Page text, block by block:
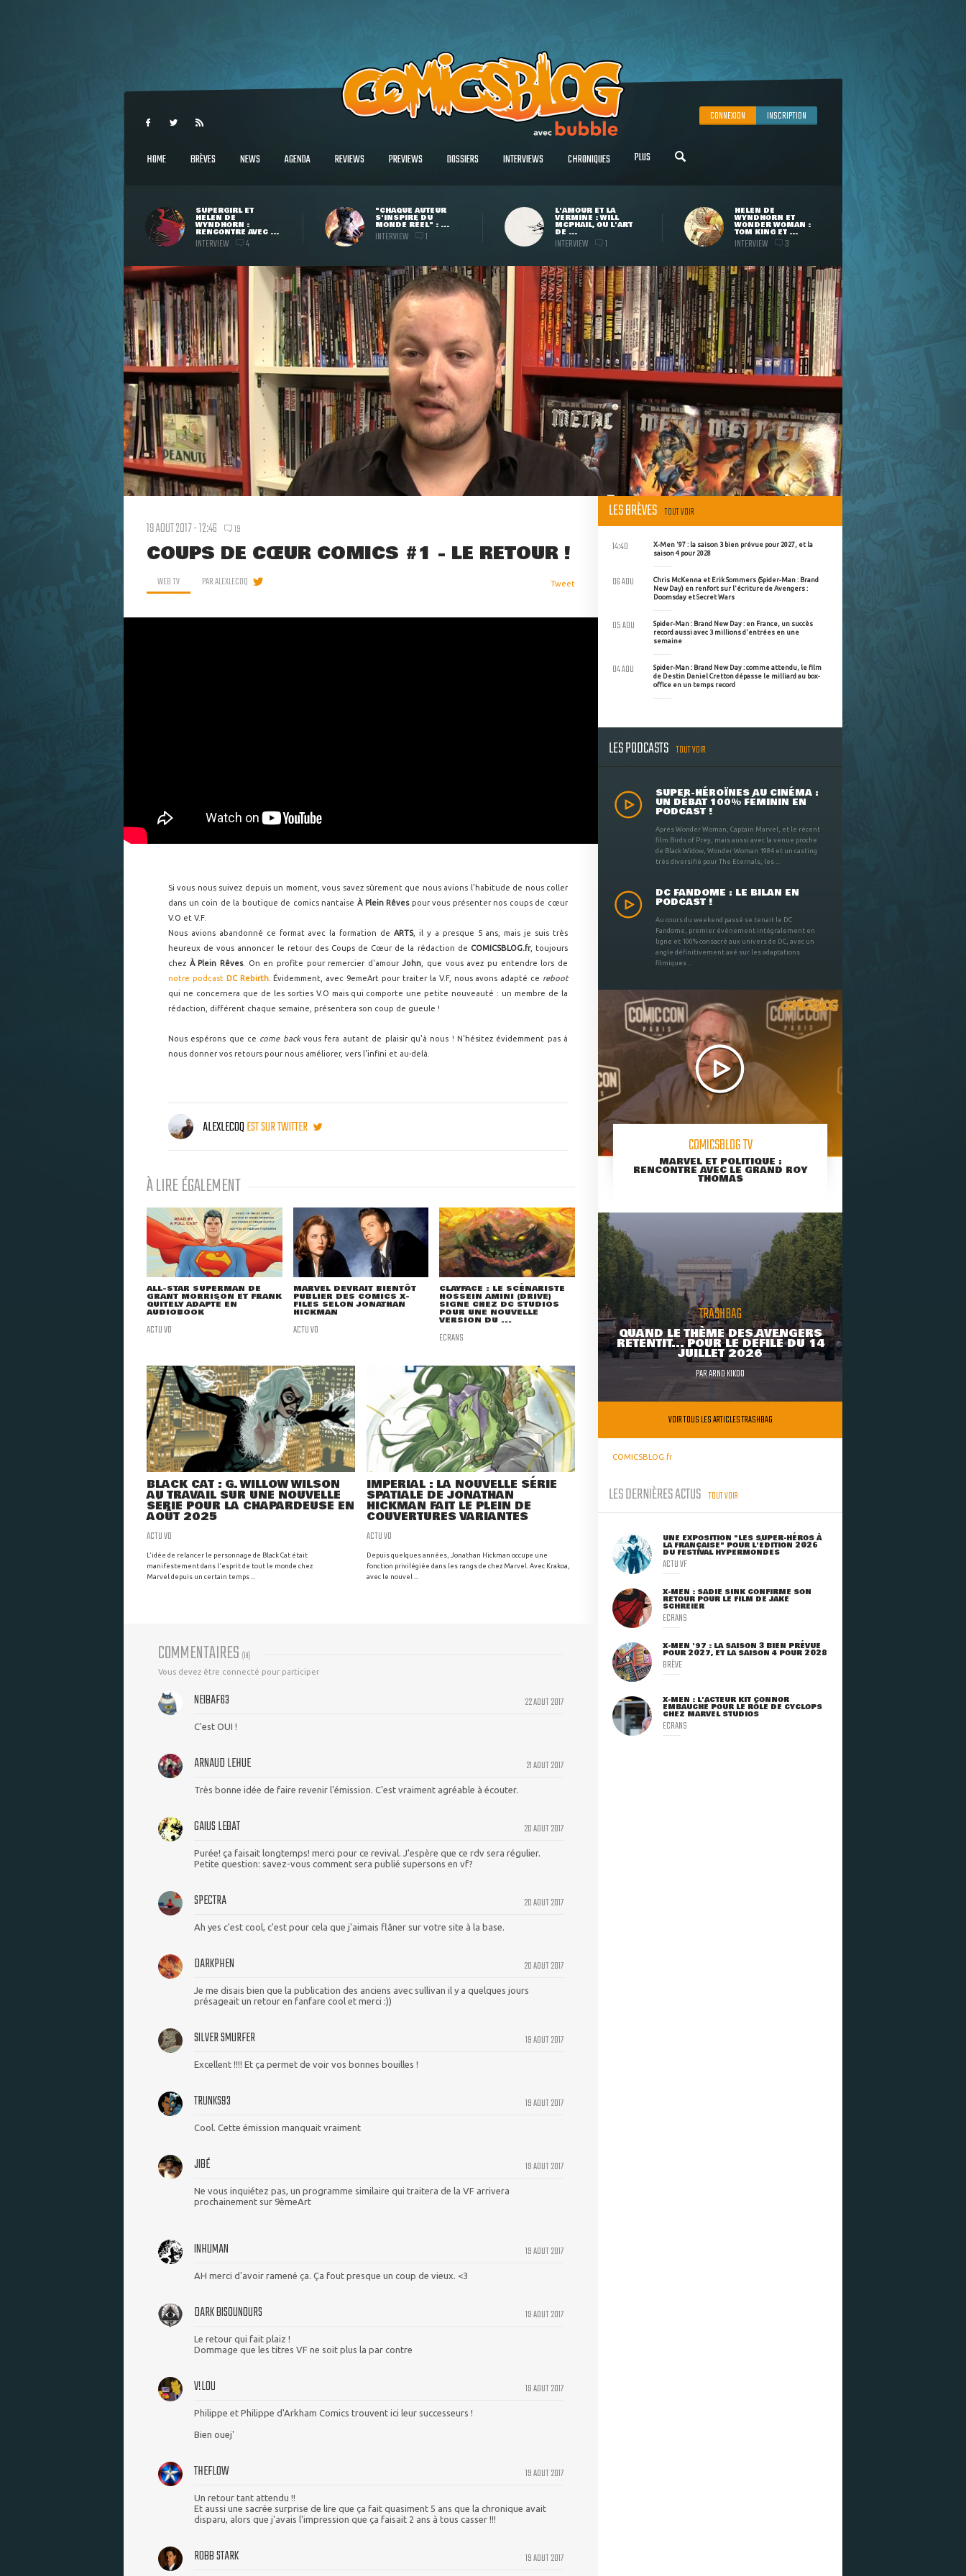
CONNEXION INSCRIPTION
HOME BRÈVES NEWS AGENDA REVIEWS PREVIEWS DOSSIERS INTERVIEWS CHRONIQUES PLUS
SUPERGIRL ET
HELEN DE
WYNDHORN :
RENCONTRE AVEC ...
INTERVIEW 4
"CHAQUE AUTEUR
S'INSPIRE DU
MONDE RÉEL" : ...
INTERVIEW 1
L'AMOUR ET LA
VERMINE : WILL
MCPHAIL, OU L'ART
DE ...
INTERVIEW 1
HELEN DE
WYNDHORN ET
WONDER WOMAN :
TOM KING ET ...
INTERVIEW 3
19 AOUT 2017 - 12:46 19
COUPS DE CŒUR COMICS #1 - LE RETOUR !
WEB TV PARALEXLECOQ Tweet
Si vous nous suivez depuis un moment, vous savez sûrement que nous avions l'habitude de nous coller
dans un coin de la boutique de comics nantaise À Plein Rêvespour vous présenter nos coups de cœur
V.O et V.F.
Nous avions abandonné ce format avec la formation deARTS, il y a presque 5 ans, mais je suis très
heureux de vous annoncer le retour des Coups de Cœur de la rédaction de COMICSBLOG.fr, toujours
chez À Plein Rêves. On en profite pour remercier d'amourJohn, que vous avez pu entendre lors de
notre podcast DC Rebirth. Évidemment, avec 9emeArt pour traiter la V.F, nous avons adapté ce reboot
qui ne concernera que de les sorties V.O mais qui comporte une petite nouveauté : un membre de la
rédaction, différent chaque semaine, présentera son coup de gueule !
Nous espérons que ce come backvous fera autant de plaisir qu'à nous ! N'hésitez évidemment pas à
nous donner vos retours pour nous améliorer, vers l'infini et au-delà.
ALEXLECOQEST SUR TWITTER
À LIRE ÉGALEMENT
ALL-STAR SUPERMAN DE
GRANT MORRISON ET FRANK
QUITELY ADAPTÉ EN
AUDIOBOOK
ACTU VO
MARVEL DEVRAIT BIENTÔT
PUBLIER DES COMICS X-
FILES SELON JONATHAN
HICKMAN
ACTU VO
CLAYFACE : LE SCÉNARISTE
HOSSEIN AMINI (DRIVE)
SIGNE CHEZ DC STUDIOS
POUR UNE NOUVELLE
VERSION DU ...
ECRANS
BLACK CAT : G. WILLOW WILSON
AU TRAVAIL SUR UNE NOUVELLE
SÉRIE POUR LA CHAPARDEUSE EN
AOÛT 2025
ACTU VO
L'idée de relancer le personnage de Black Cat était
manifestement dans l'esprit de tout le monde chez
Marvel depuis un certain temps ...
IMPERIAL : LA NOUVELLE SÉRIE
SPATIALE DE JONATHAN
HICKMAN FAIT LE PLEIN DE
COUVERTURES VARIANTES
ACTU VO
Depuis quelques années, Jonathan Hickman occupe une
fonction privilégiée dans les rangs de chez Marvel. Avec Krakoa,
avec le nouvel ...
COMMENTAIRES (19)
Vous devez être connecté pour participer
22 AOUT 2017
NEIBAF63
C'est OUI !
21 AOUT 2017
ARNAUD LEHUE
Très bonne idée de faire revenir l'émission. C'est vraiment agréable à écouter.
20 AOUT 2017
GAIUS LEBAT
Purée! ça faisait longtemps! merci pour ce revival. J'espère que ce rdv sera régulier.
Petite question: savez-vous comment sera publié supersons en vf?
20 AOUT 2017
SPECTRA
Ah yes c'est cool, c'est pour cela que j'aimais flâner sur votre site à la base.
20 AOUT 2017
DARKPHEN
Je me disais bien que la publication des anciens avec sullivan il y a quelques jours
présageait un retour en fanfare cool et merci :))
19 AOUT 2017
SILVER SMURFER
Excellent !!!! Et ça permet de voir vos bonnes bouilles !
19 AOUT 2017
TRUNKS93
Cool. Cette émission manquait vraiment
19 AOUT 2017
JIBÉ
Ne vous inquiétez pas, un programme similaire qui traitera de la VF arrivera
prochainement sur 9èmeArt
19 AOUT 2017
INHUMAN
AH merci d'avoir ramené ça. Ça fout presque un coup de vieux. <3
19 AOUT 2017
DARK BISOUNOURS
Le retour qui fait plaiz !
Dommage que les titres VF ne soit plus la par contre
19 AOUT 2017
V!L0U
Philippe et Philippe d'Arkham Comics trouvent ici leur successeurs !
Bien ouej'
19 AOUT 2017
THEFLOW
Un retour tant attendu !!
Et aussi une sacrée surprise de lire que ça fait quasiment 5 ans que la chronique avait
disparu, alors que j'avais l'impression que ça faisait 2 ans à tous casser !!!
19 AOUT 2017
ROBB STARK
LES BRÈVES TOUT VOIR
X-Men '97 : la saison 3 bien prévue pour 2027, et la
saison 4 pour 2028
14:40
Chris McKenna et Erik Sommers (Spider-Man : Brand
New Day) en renfort sur l'écriture de Avengers :
Doomsday et Secret Wars
06 AOU
Spider-Man : Brand New Day : en France, un succès
record aussi avec 3 millions d'entrées en une
semaine
05 AOU
Spider-Man : Brand New Day : comme attendu, le film
de Destin Daniel Cretton dépasse le milliard au box-
office en un temps record
04 AOU
LES PODCASTS TOUT VOIR
SUPER-HÉROÏNES AU CINÉMA :
UN DÉBAT 100% FÉMININ EN
PODCAST !
Après Wonder Woman, Captain Marvel, et le récent
film Birds of Prey, mais aussi avec la venue proche
de Black Widow, Wonder Woman 1984 et un casting
très diversifié pour The Eternals, les ...
DC FANDOME : LE BILAN EN
PODCAST !
Au cours du weekend passé se tenait le DC
Fandome, premier évènement intégralement en
ligne et 100% consacré aux univers de DC, avec un
angle définitivement axé sur les adaptations
filmiques ...
COMICSBLOG TV
MARVEL ET POLITIQUE :
RENCONTRE AVEC LE GRAND ROY
THOMAS
TRASHBAG
QUAND LE THÈME DES AVENGERS
RETENTIT... POUR LE DÉFILÉ DU 14
JUILLET 2026
PARARNO KIKOO
VOIR TOUS LES ARTICLES TRASHBAG
COMICSBLOG.fr
LES DERNIÈRES ACTUS TOUT VOIR
UNE EXPOSITION "LES SUPER-HÉROS À
LA FRANÇAISE" POUR L'ÉDITION 2026
DU FESTIVAL HYPERMONDES
ACTU VF
X-MEN : SADIE SINK CONFIRME SON
RETOUR POUR LE FILM DE JAKE
SCHREIER
ECRANS
X-MEN '97 : LA SAISON 3 BIEN PRÉVUE
POUR 2027, ET LA SAISON 4 POUR 2028
BRÈVE
X-MEN : L'ACTEUR KIT CONNOR
EMBAUCHÉ POUR LE RÔLE DE CYCLOPS
CHEZ MARVEL STUDIOS
ECRANS